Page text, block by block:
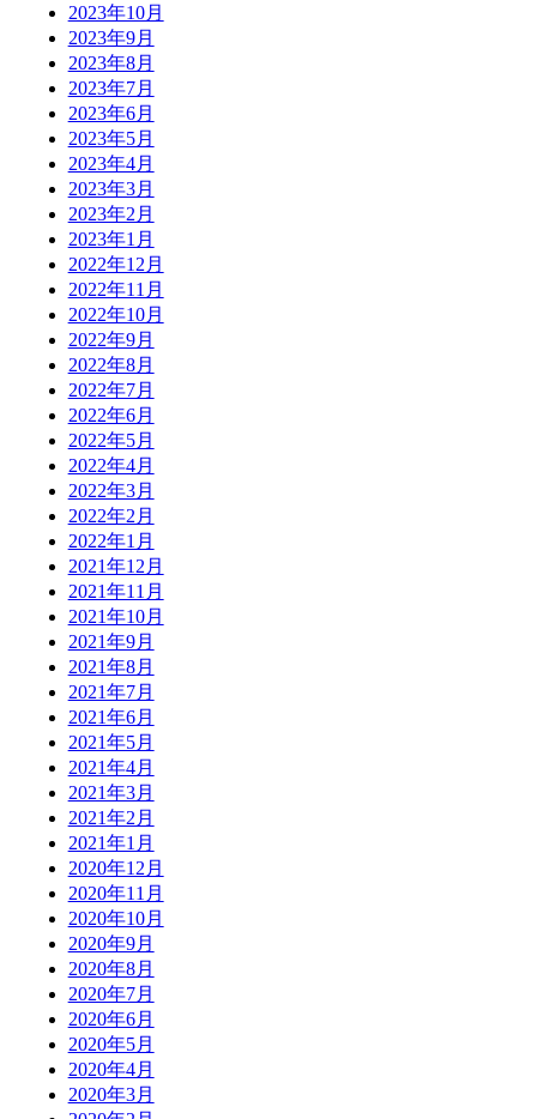
2023年10月
2023年9月
2023年8月
2023年7月
2023年6月
2023年5月
2023年4月
2023年3月
2023年2月
2023年1月
2022年12月
2022年11月
2022年10月
2022年9月
2022年8月
2022年7月
2022年6月
2022年5月
2022年4月
2022年3月
2022年2月
2022年1月
2021年12月
2021年11月
2021年10月
2021年9月
2021年8月
2021年7月
2021年6月
2021年5月
2021年4月
2021年3月
2021年2月
2021年1月
2020年12月
2020年11月
2020年10月
2020年9月
2020年8月
2020年7月
2020年6月
2020年5月
2020年4月
2020年3月